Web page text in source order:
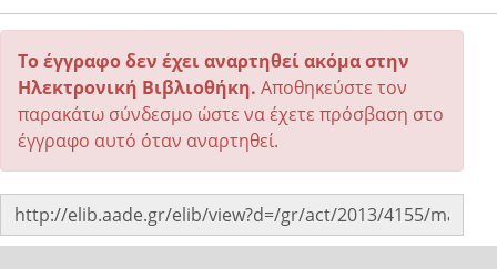
Το έγγραφο δεν έχει αναρτηθεί ακόμα στην
Ηλεκτρονική Βιβλιοθήκη. Αποθηκεύστε τον
παρακάτω σύνδεσμο ώστε να έχετε πρόσβαση στο
έγγραφο αυτό όταν αναρτηθεί.